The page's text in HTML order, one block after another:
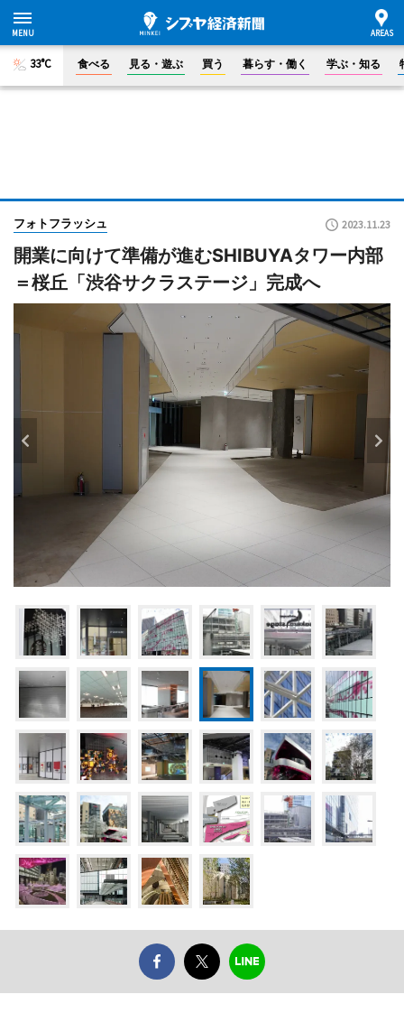
33°C 食べる 見る・遊ぶ 買う 暮らす・働く 学ぶ・知る
フォトフラッシュ 2023.11.23
開業に向けて準備が進むSHIBUYAタワー内部
＝桜丘「渋谷サクラステージ」完成へ